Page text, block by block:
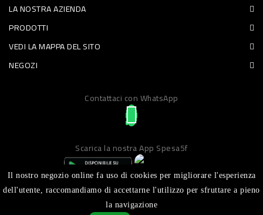
Il nostro negozio online fa uso di cookies per migliorare l'esperienza
dell'utente, raccomandiamo di accettarne l'utilizzo per sfruttare a pieno
la navigazione
FRESCHI
PIATTI
PRONTI
ORTOFRUTTA
UOVA
PANIFICI
LA NOSTRA AZIENDA
PRODOTTI
VEDI LA MAPPA DEL SITO
NEGOZI
Contattaci con WhatsApp
Scarica la nostra App Spesa5f
Realizzato da ICT S.R.L